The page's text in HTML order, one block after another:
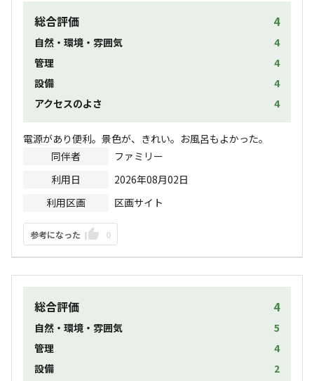
総合評価 4
自然・環境・雰囲気
4
管理
4
設備
4
アクセスのよさ
4
電源があり便利。景色が、きれい。お風呂もよかった。
同伴者
ファミリー
利用日
2026年08月02日
利用区画
区画サイト
参考になった 0
総合評価 4
自然・環境・雰囲気
5
管理
4
設備
2